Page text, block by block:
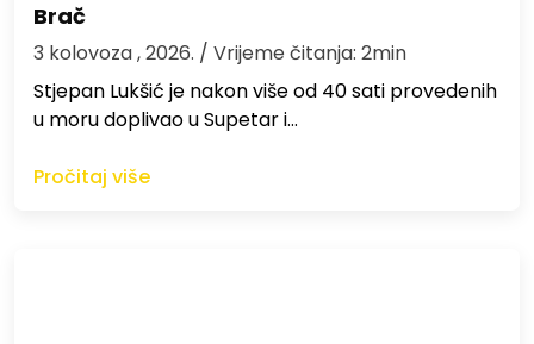
Brač
3 kolovoza , 2026. / Vrijeme čitanja: 2min
St​jepan Lukšić je nakon više od 40 sati provedenih
u moru doplivao u Supetar i…
Pročitaj više